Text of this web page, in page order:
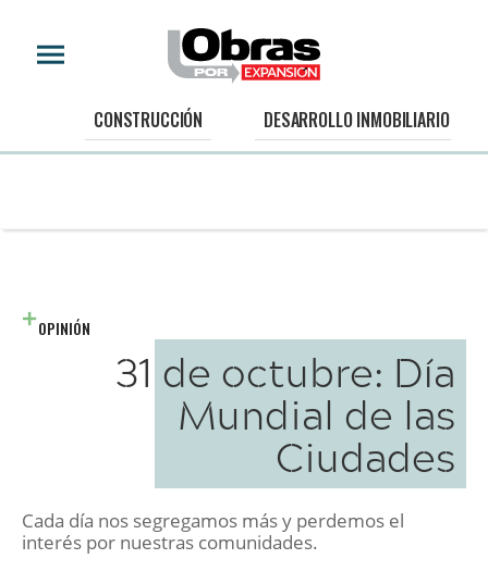
CONSTRUCCIÓN DESARROLLO INMOBILIARIO
OPINIÓN
31 de octubre: Día
Mundial de las
Ciudades
Cada día nos segregamos más y perdemos el
interés por nuestras comunidades.